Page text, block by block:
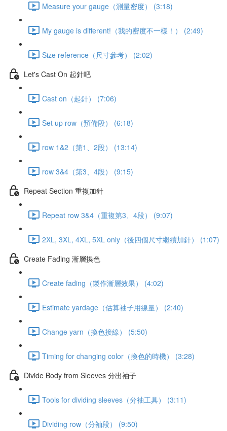
Measure your gauge（測量密度） (3:18)
My gauge is different!（我的密度不一樣！） (2:49)
Size reference（尺寸參考） (2:02)
Let's Cast On 起針吧
Cast on（起針） (7:06)
Set up row（預備段） (6:18)
row 1&2（第1、2段） (13:14)
row 3&4（第3、4段） (9:15)
Repeat Section 重複加針
Repeat row 3&4（重複第3、4段） (9:07)
2XL, 3XL, 4XL, 5XL only（後四個尺寸繼續加針） (1:07)
Create Fading 漸層換色
Create fading（製作漸層效果） (4:02)
Estimate yardage（估算袖子用線量） (2:40)
Change yarn（換色接線） (5:50)
Timing for changing color（換色的時機） (3:28)
Divide Body from Sleeves 分出袖子
Tools for dividing sleeves（分袖工具） (3:11)
Dividing row（分袖段） (9:50)